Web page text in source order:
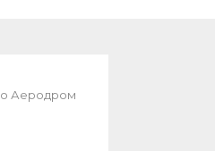
Аеродром